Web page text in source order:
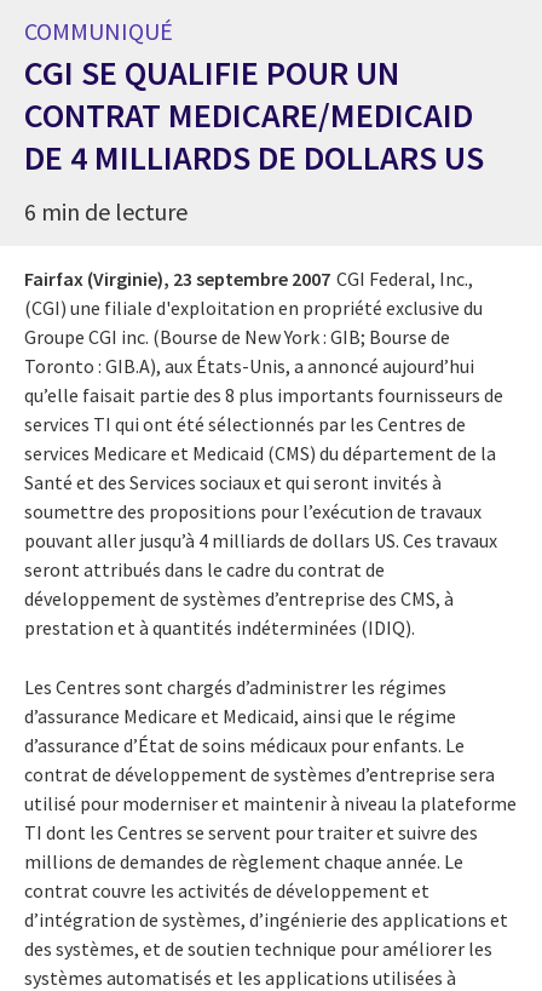
COMMUNIQUÉ
CGI SE QUALIFIE POUR UN
CONTRAT MEDICARE/MEDICAID
DE 4 MILLIARDS DE DOLLARS US
6 min de lecture
Fairfax (Virginie), 23 septembre 2007 CGI Federal, Inc.,
(CGI) une filiale d'exploitation en propriété exclusive du
Groupe CGI inc. (Bourse de New York : GIB; Bourse de
Toronto : GIB.A), aux États-Unis, a annoncé aujourd’hui
qu’elle faisait partie des 8 plus importants fournisseurs de
services TI qui ont été sélectionnés par les Centres de
services Medicare et Medicaid (CMS) du département de la
Santé et des Services sociaux et qui seront invités à
soumettre des propositions pour l’exécution de travaux
pouvant aller jusqu’à 4 milliards de dollars US. Ces travaux
seront attribués dans le cadre du contrat de
développement de systèmes d’entreprise des CMS, à
prestation et à quantités indéterminées (IDIQ).
Les Centres sont chargés d’administrer les régimes
d’assurance Medicare et Medicaid, ainsi que le régime
d’assurance d’État de soins médicaux pour enfants. Le
contrat de développement de systèmes d’entreprise sera
utilisé pour moderniser et maintenir à niveau la plateforme
TI dont les Centres se servent pour traiter et suivre des
millions de demandes de règlement chaque année. Le
contrat couvre les activités de développement et
d’intégration de systèmes, d’ingénierie des applications et
des systèmes, et de soutien technique pour améliorer les
systèmes automatisés et les applications utilisées à